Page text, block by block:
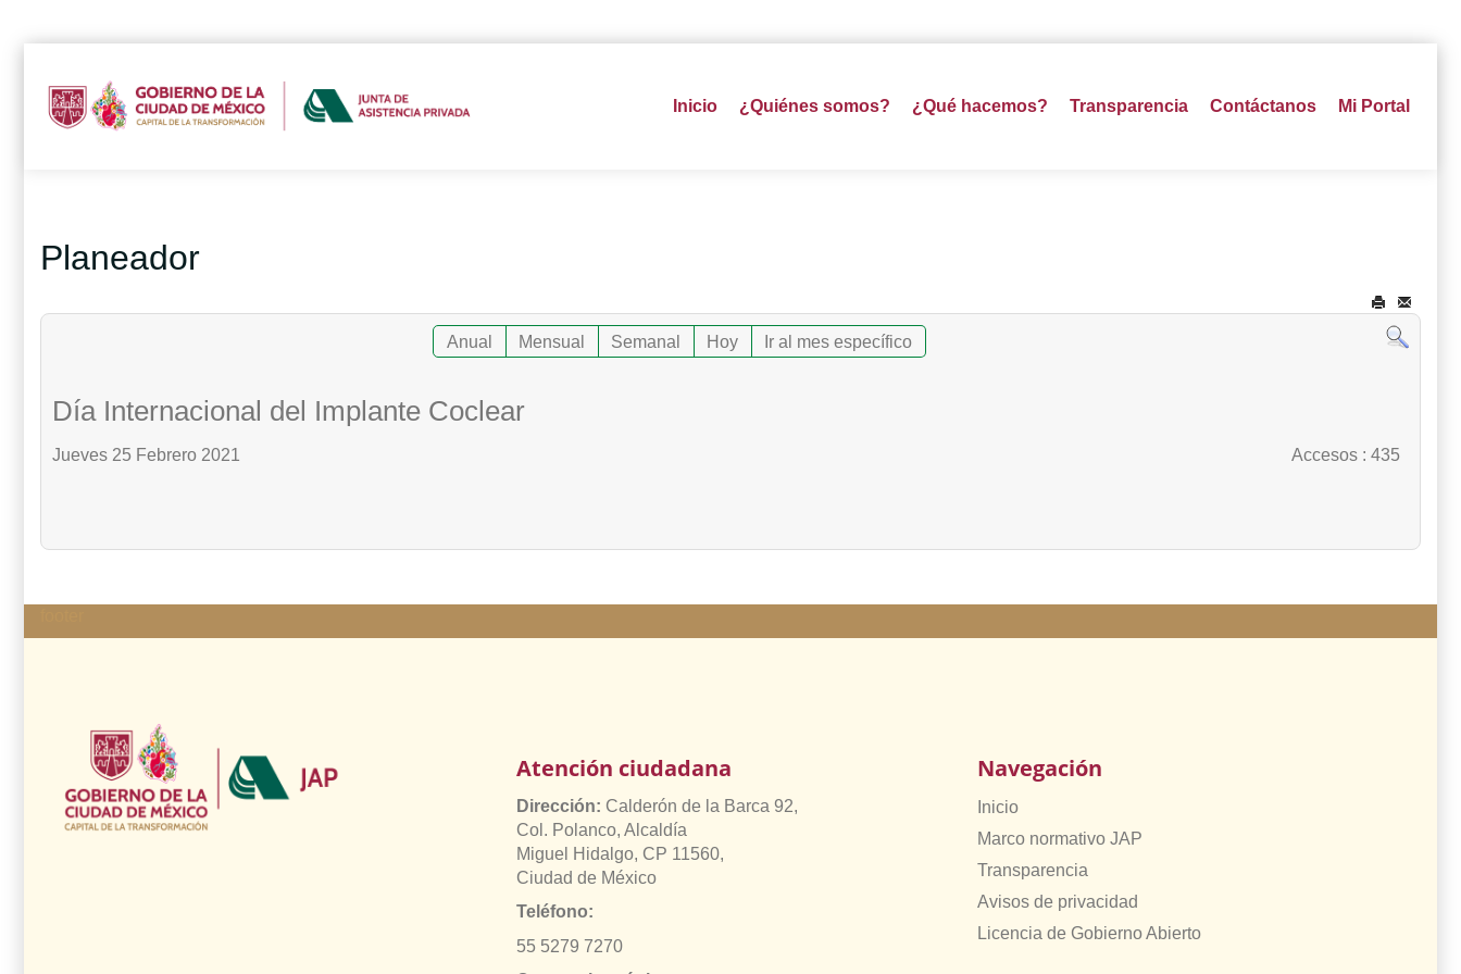
Inicio ¿Quiénes somos? ¿Qué hacemos? Transparencia Contáctanos Mi Portal
Planeador
Anual Mensual Semanal Hoy Ir al mes específico
Día Internacional del Implante Coclear
Jueves 25 Febrero 2021 Accesos: 435
Atención ciudadana
Dirección: Calderón de la Barca 92,
Col. Polanco, Alcaldía
Miguel Hidalgo, CP 11560,
Ciudad de México
Teléfono:
55 5279 7270
Navegación
Inicio
Marco normativo JAP
Transparencia
Avisos de privacidad
Licencia de Gobierno Abierto